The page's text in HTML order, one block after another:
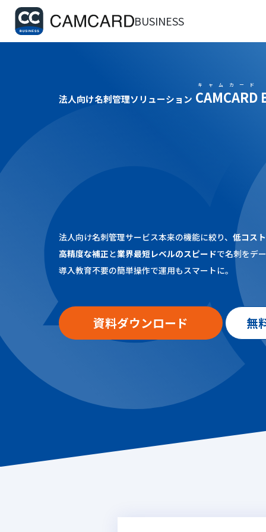
BUSINESS
法人向け名刺管理ソリューション CAMCARD
キャムカード
法人向け名刺管理サービス本来の機能に絞り、低コスト
高精度な補正と業界最短レベルのスピードで名刺をデ
導入教育不要の簡単操作で運用もスマートに。
資料ダウンロード 無